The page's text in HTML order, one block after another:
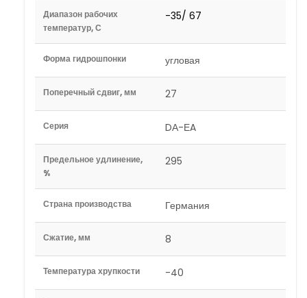
Диапазон рабочих
температур, С
-35/ 67
Форма гидрошпонки угловая
Поперечный сдвиг, мм 27
Серия DА-ЕA
Предельное удлинение,
%
295
Страна производства Германия
Сжатие, мм 8
Температура хрупкости -40